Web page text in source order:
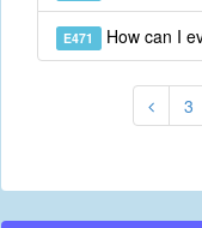
E471 How can I
3